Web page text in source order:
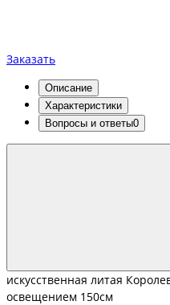
Заказать
Описание
Характеристики
Вопросы и ответы0
искусственная литая
освещением 150см